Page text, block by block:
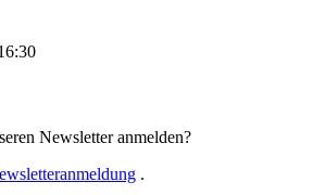
Newsletter anmelden?
.